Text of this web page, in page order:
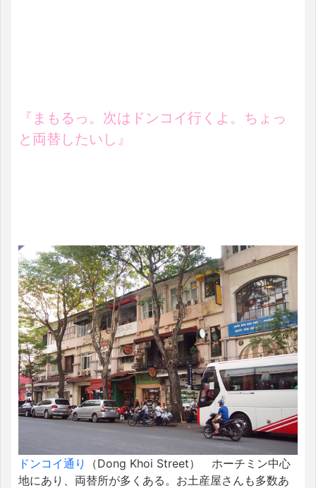
『まもるっ。次はドンコイ行くよ。ちょっ
と両替したいし』
ドンコイ通り
（Dong Khoi Street） ホーチミン中心
地にあり、両替所が多くある。お土産屋さんも多数あ